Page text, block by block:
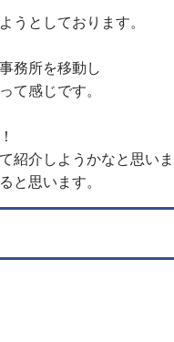
うとしております。
務所を移動し
て感じです。
紹介しようかなと思いま
と思います。